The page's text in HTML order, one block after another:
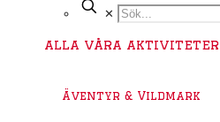
✕
alla våra aktiviteter
Äventyr & Vildmark